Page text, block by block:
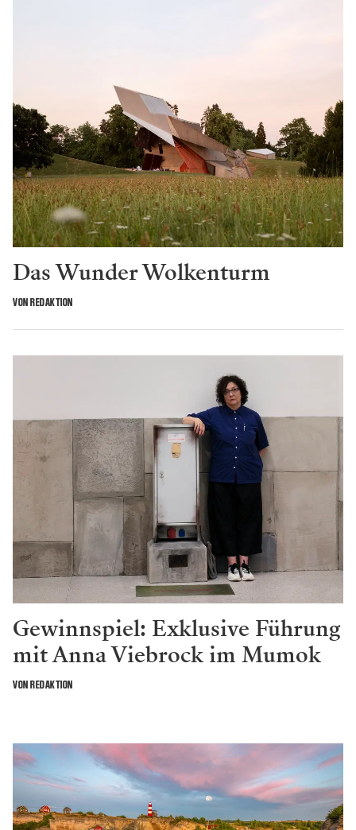
Das Wunder Wolkenturm
VON REDAKTION
Gewinnspiel: Exklusive Führung
mit Anna Viebrock im Mumok
VON REDAKTION